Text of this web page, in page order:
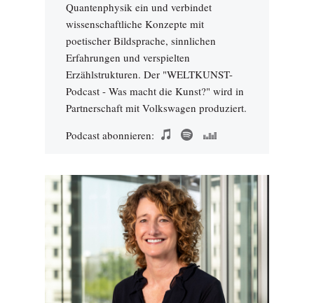
Quantenphysik ein und verbindet
wissenschaftliche Konzepte mit
poetischer Bildsprache, sinnlichen
Erfahrungen und verspielten
Erzählstrukturen. Der "WELTKUNST-
Podcast - Was macht die Kunst?" wird in
Partnerschaft mit Volkswagen produziert.
Podcast abonnieren: